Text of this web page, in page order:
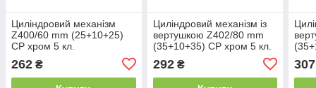
Циліндровий механізм
Z400/60 mm (25+10+25)
CP хром 5 кл.
262 ₴
Циліндровий механізм із
вертушкою Z402/80 mm
(35+10+35) CP хром 5 кл.
292₴ 307